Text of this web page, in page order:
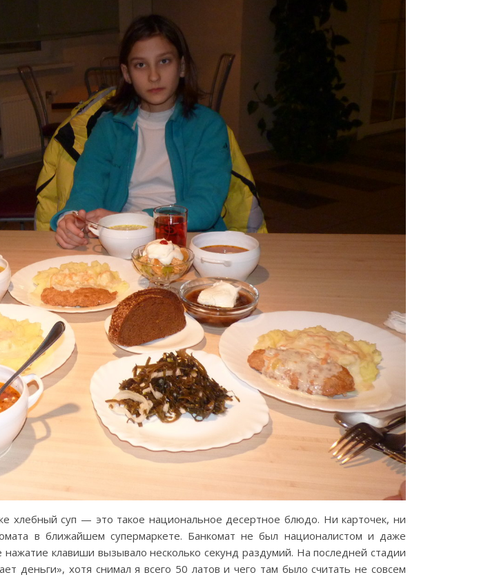
хлебный суп — это такое национальное десертное блюдо. Ни карточек, ни
в ближайшем супермаркете. Банкомат не был националистом и даже
клавиши вызывало несколько секунд раздумий. На последней стадии
деньги», хотя снимал я всего 50 латов и чего там было считать не совсем